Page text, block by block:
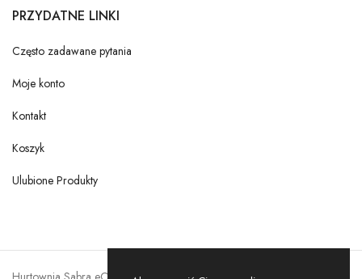
PRZYDATNE LINKI
Często zadawane pytania
Moje konto
Kontakt
Koszyk
Ulubione Produkty